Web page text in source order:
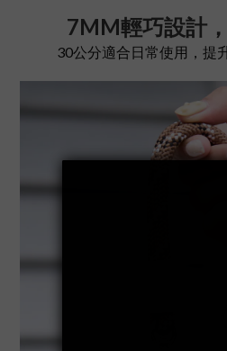
7MM輕巧設計
30公分適合日常使用，提